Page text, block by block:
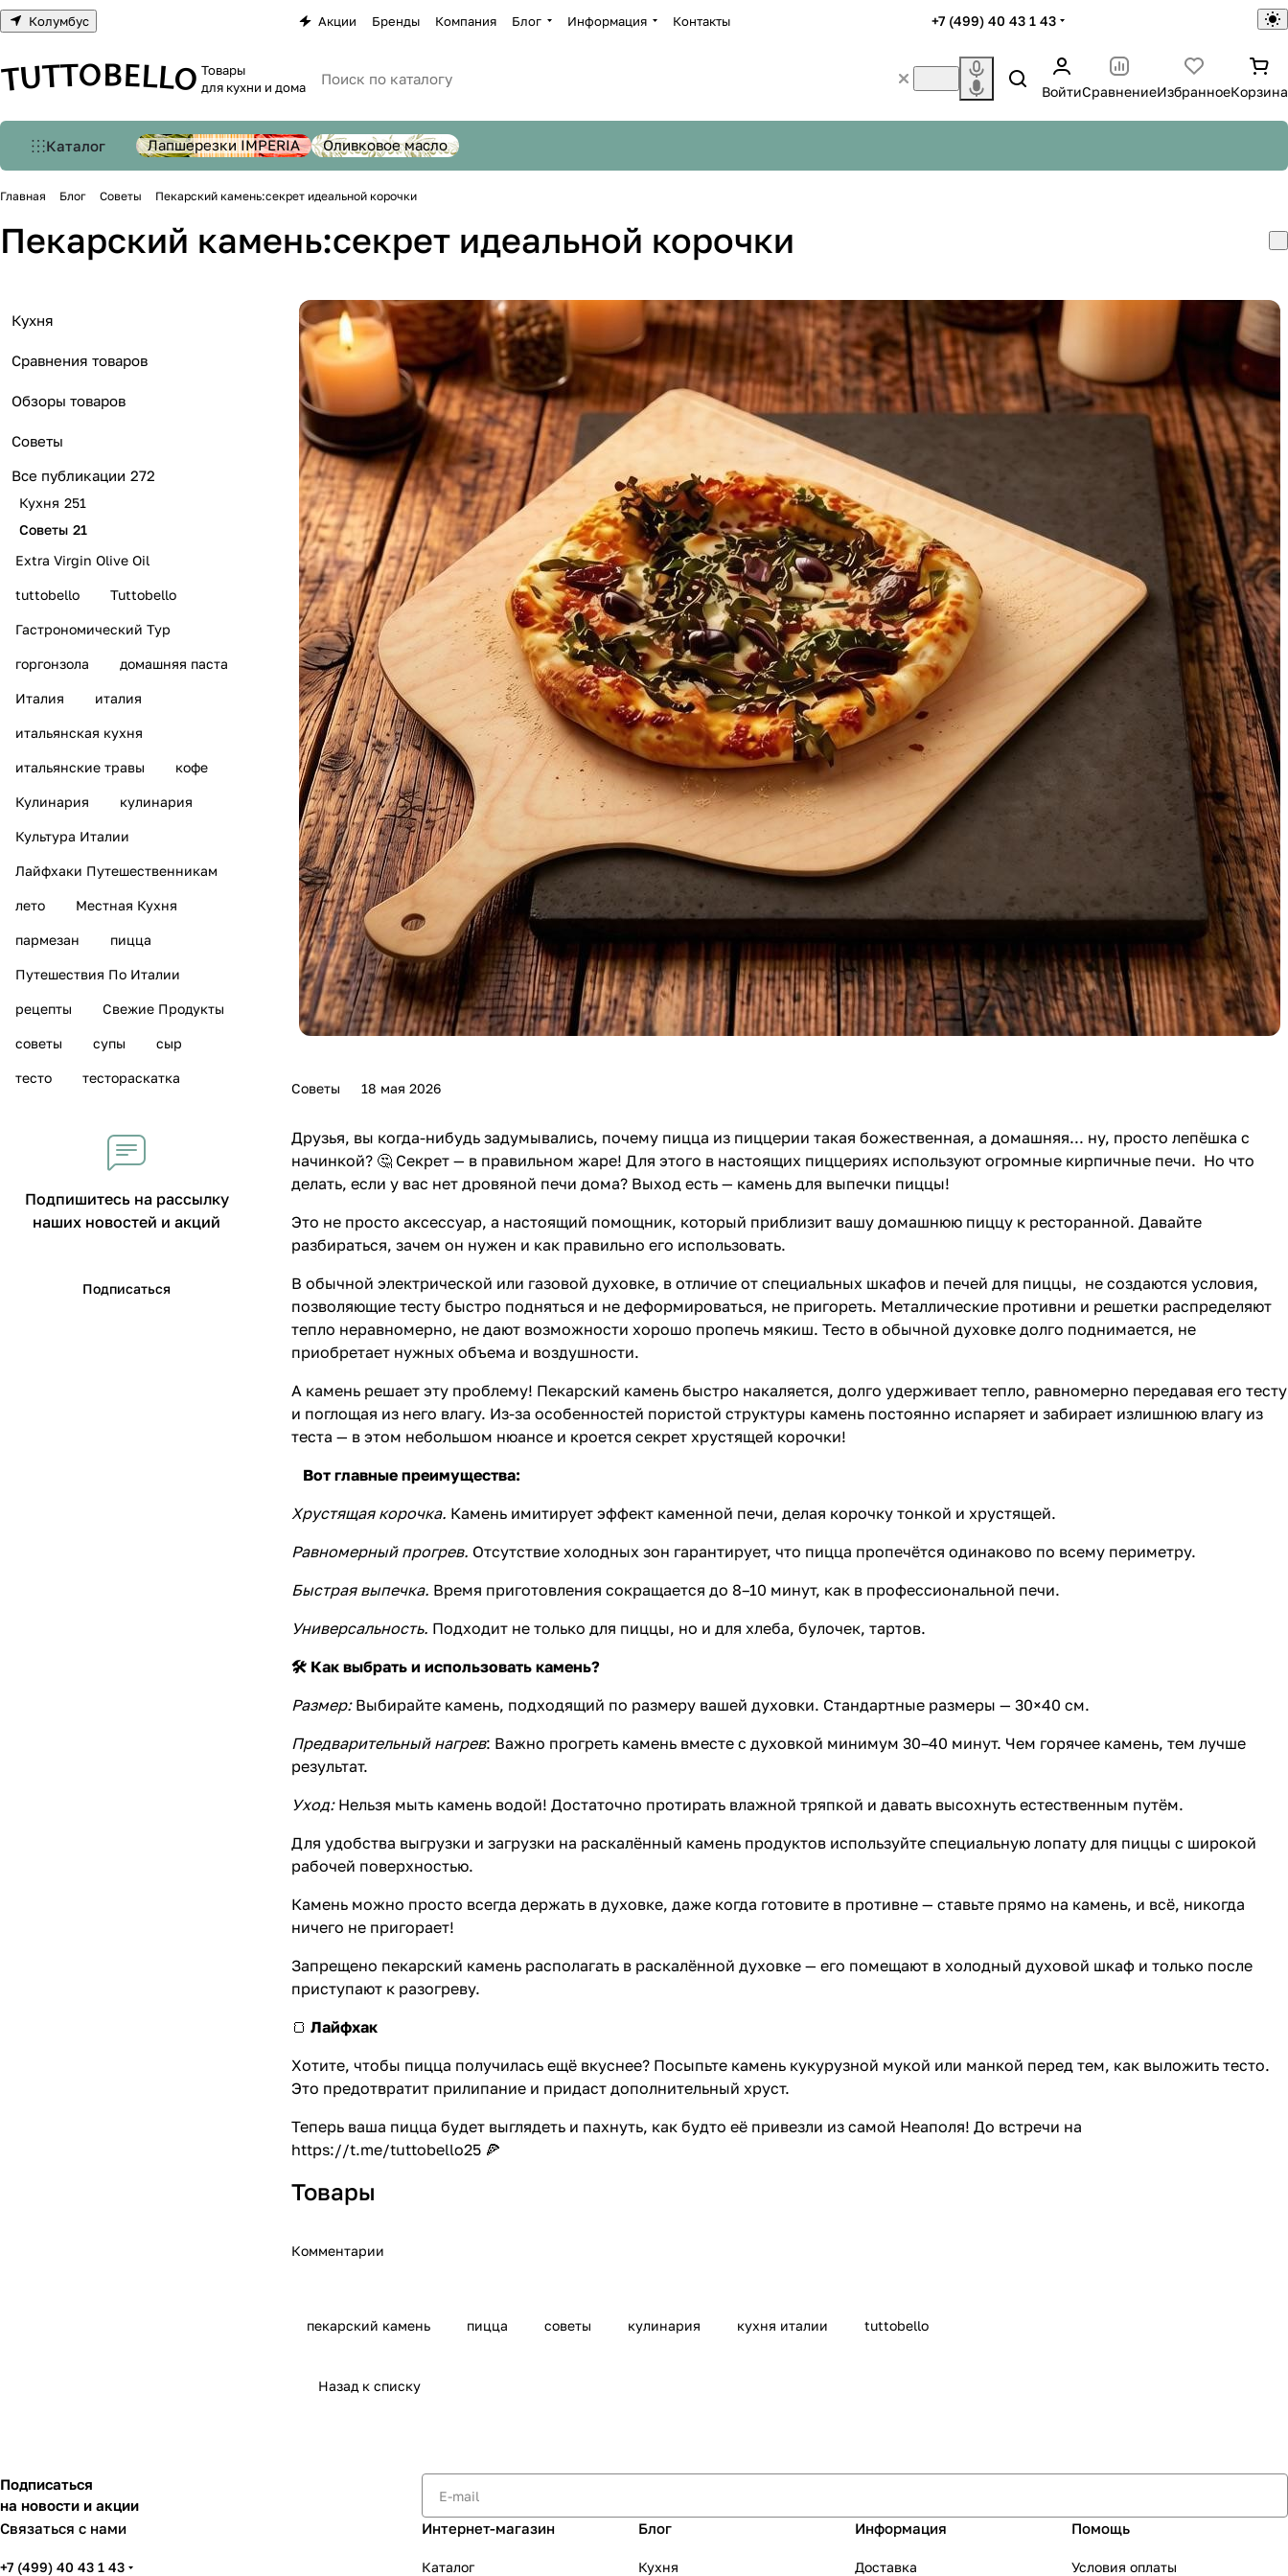
Колумбус Акции Бренды Компания Блог Информация Контакты +7 (499) 40 43 1 43
Товары
для кухни и дома
ВойтиСравнениеИзбранноеКорзина
Каталог Лапшерезки IMPERIA Оливковое масло
Главная Блог Советы Пекарский камень:секрет идеальной корочки
Пекарский камень:секрет идеальной корочки
Советы 18 мая 2026
Друзья, вы когда-нибудь задумывались, почему пицца из пиццерии такая божественная, а домашняя... ну, просто лепёшка с
начинкой? 🤔 Секрет — в правильном жаре! Для этого в настоящих пиццериях используют огромные кирпичные печи. Но что
делать, если у вас нет дровяной печи дома? Выход есть — камень для выпечки пиццы!
Это не просто аксессуар, а настоящий помощник, который приблизит вашу домашнюю пиццу к ресторанной. Давайте
разбираться, зачем он нужен и как правильно его использовать.
В обычной электрической или газовой духовке, в отличие от специальных шкафов и печей для пиццы, не создаются условия,
позволяющие тесту быстро подняться и не деформироваться, не пригореть. Металлические противни и решетки распределяют
тепло неравномерно, не дают возможности хорошо пропечь мякиш. Тесто в обычной духовке долго поднимается, не
приобретает нужных объема и воздушности.
А камень решает эту проблему! Пекарский камень быстро накаляется, долго удерживает тепло, равномерно передавая его тесту
и поглощая из него влагу. Из-за особенностей пористой структуры камень постоянно испаряет и забирает излишнюю влагу из
теста — в этом небольшом нюансе и кроется секрет хрустящей корочки!
Вот главные преимущества:
Хрустящая корочка. Камень имитирует эффект каменной печи, делая корочку тонкой и хрустящей.
Равномерный прогрев. Отсутствие холодных зон гарантирует, что пицца пропечётся одинаково по всему периметру.
Быстрая выпечка. Время приготовления сокращается до 8–10 минут, как в профессиональной печи.
Универсальность. Подходит не только для пиццы, но и для хлеба, булочек, тартов.
🛠 Как выбрать и использовать камень?
Размер: Выбирайте камень, подходящий по размеру вашей духовки. Стандартные размеры — 30×40 см.
Предварительный нагрев: Важно прогреть камень вместе с духовкой минимум 30–40 минут. Чем горячее камень, тем лучше
результат.
Уход: Нельзя мыть камень водой! Достаточно протирать влажной тряпкой и давать высохнуть естественным путём.
Для удобства выгрузки и загрузки на раскалённый камень продуктов используйте специальную лопату для пиццы с широкой
рабочей поверхностью.
Камень можно просто всегда держать в духовке, даже когда готовите в противне — ставьте прямо на камень, и всё, никогда
ничего не пригорает!
Запрещено пекарский камень располагать в раскалённой духовке — его помещают в холодный духовой шкаф и только после
приступают к разогреву.
🍞 Лайфхак
Хотите, чтобы пицца получилась ещё вкуснее? Посыпьте камень кукурузной мукой или манкой перед тем, как выложить тесто.
Это предотвратит прилипание и придаст дополнительный хруст.
Теперь ваша пицца будет выглядеть и пахнуть, как будто её привезли из самой Неаполя! До встречи на
https://t.me/tuttobello25 🍕
Товары
Комментарии
пекарский камень пицца советы кулинария кухня италии tuttobello
Назад к списку
Кухня
Сравнения товаров
Обзоры товаров
Советы
Все публикации 272
Кухня 251
Советы 21
Extra Virgin Olive Oil
tuttobello Tuttobello
Гастрономический Тур
горгонзола домашняя паста
Италия италия
итальянская кухня
итальянские травы кофе
Кулинария кулинария
Культура Италии
Лайфхаки Путешественникам
лето Местная Кухня
пармезан пицца
Путешествия По Италии
рецепты Свежие Продукты
советы супы сыр
тесто тестораскатка
Подпишитесь на рассылку
наших новостей и акций
Подписаться
Подписаться
на новости и акции
Связаться с нами
+7 (499) 40 43 1 43
Интернет-магазин
Каталог
Блог
Кухня
Информация
Доставка
Помощь
Условия оплаты